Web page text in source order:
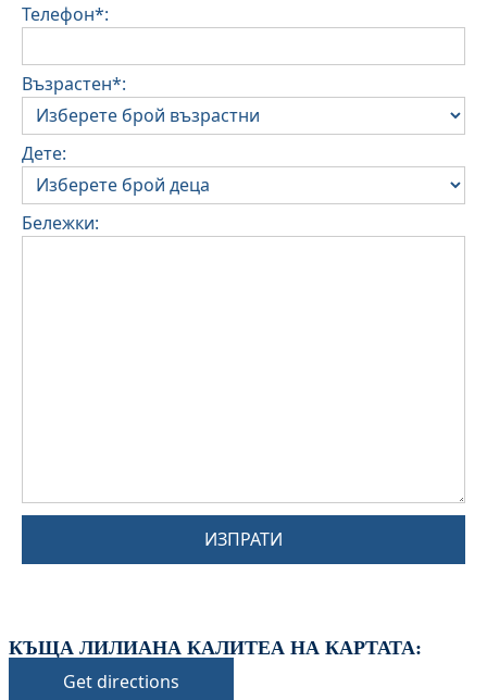
Телефон*:
Възрастен*:
Дете:
Бележки:
ИЗПРАТИ
КЪЩА ЛИЛИАНА КАЛИТЕА НА КАРТАТА:
Get directions